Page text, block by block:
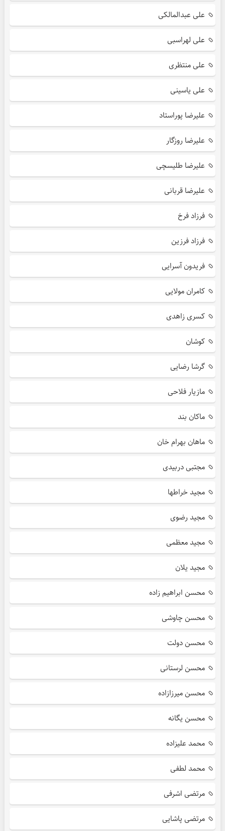
علی عبدالمالکی
علی لهراسبی
علی منتظری
علی یاسینی
علیرضا پوراستاد
علیرضا روزگار
علیرضا طلیسچی
علیرضا قربانی
فرزاد فرخ
فرزاد فرزین
فریدون آسرایی
کامران مولایی
کسری زاهدی
کوشان
گرشا رضایی
مازیار فلاحی
ماکان بند
ماهان بهرام خان
مجتبی دربیدی
مجید خراطها
مجید رضوی
مجید معظمی
مجید یلان
محسن ابراهیم زاده
محسن چاوشی
محسن دولت
محسن لرستانی
محسن میرزازاده
محسن یگانه
محمد علیزاده
محمد لطفی
مرتضی اشرفی
مرتضی پاشایی